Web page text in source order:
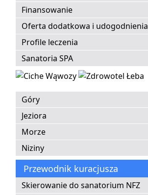
Finansowanie
Oferta dodatkowa i udogodnienia
Profile leczenia
Sanatoria SPA
Góry
Jeziora
Morze
Niziny
Przewodnik kuracjusza
Skierowanie do sanatorium NFZ